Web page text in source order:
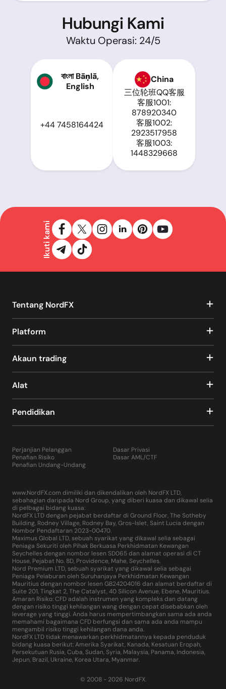
Hubungi Kami
Waktu Operasi: 24/5
বাংলা Bāṇlā,
English
+44 7458164424
China
三位轮班QQ客服
客服1001:
878920340
客服1002:
2923517958
客服1003:
1448329668
Ikuti kami
Tentang NordFX
Platform
Akaun trading
Alat
Pendidikan
Perjanjian Pelanggan
Penafian Risiko
Penafian Undang-Undang
Dasar Privasi
Dasar AML/CTF
www.NordFX.com dimiliki dan dikendalikan oleh NordFX LTD,
sebahagian daripada Nord Group, yang diberi kuasa dan dikawal selia
di pelbagai bidang kuasa:
NordFX LTD dengan pejabat berdaftar di Ground Floor, The Sotheby
Building, Rodney Village, Rodney Bay, Gros-Islet, Saint Lucia dengan
Nombor Pendaftaran 2023-00470.
Maximus Global LTD, sebuah syarikat yang dikawal selia sebagai
Peniaga Sekuriti oleh Pihak Berkuasa Perkhidmatan Kewangan
Seychelles dengan nombor lesen SD065 dan alamat operasi di CT
House, Pejabat No. 8D, Providence, Mahe, Seychelles.
Nord Premium LTD, sebuah syarikat yang dikawal selia sebagai
Peniaga Pelaburan oleh Suruhanjaya Perkhidmatan Kewangan
Mauritius dengan nombor lesen GB24204016 dan alamat berdaftar di
Suite 201, Tingkat 2, The Catalyst, 40 Silicon Avenue, Ebene, Mauritius.
Amaran Risiko: CFD adalah instrumen yang kompleks dan datang
dengan risiko tinggi kehilangan wang dengan cepat disebabkan oleh
leverage yang tinggi. Anda harus mempertimbangkan sama ada anda
memahami bagaimana CFD berfungsi dan sama ada anda mampu
mengambil risiko tinggi kehilangan dana anda.
NordFX LTD tidak menawarkan perkhidmatannya kepada penduduk
bidang kuasa berikut: Amerika Syarikat, Kanada, Kesatuan Eropah,
Persekutuan Rusia, Cuba, Sudan, Syria, Malaysia, Panama, Indonesia,
Jepun, Brazil, Ukraine, Korea Utara, Myanmar.
© 2008 - 2026 NordFX.